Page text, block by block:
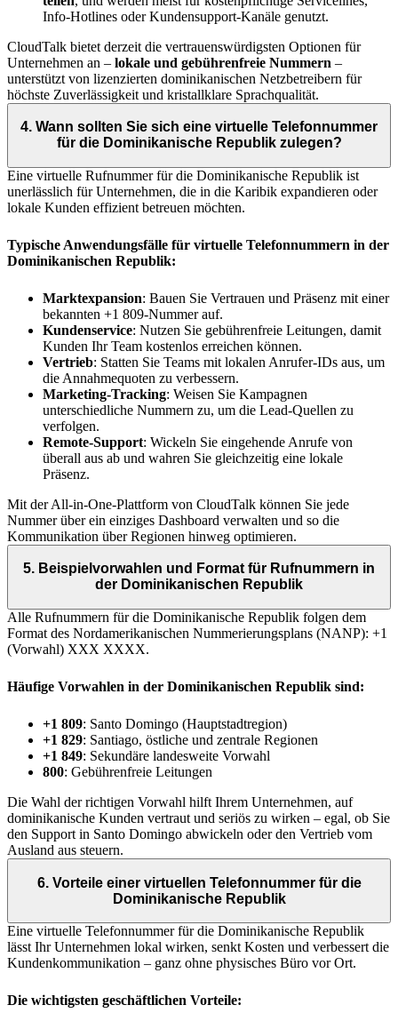
Info-Hotlines oder Kundensupport-Kanäle genutzt.
CloudTalk bietet derzeit die vertrauenswürdigsten Optionen für
Unternehmen an – lokale und gebührenfreie Nummern –
unterstützt von lizenzierten dominikanischen Netzbetreibern für
höchste Zuverlässigkeit und kristallklare Sprachqualität.
4. Wann sollten Sie sich eine virtuelle Telefonnummer
für die Dominikanische Republik zulegen?
Eine virtuelle Rufnummer für die Dominikanische Republik ist
unerlässlich für Unternehmen, die in die Karibik expandieren oder
lokale Kunden effizient betreuen möchten.
Typische Anwendungsfälle für virtuelle Telefonnummern in der
Dominikanischen Republik:
Marktexpansion: Bauen Sie Vertrauen und Präsenz mit einer
bekannten +1 809-Nummer auf.
Kundenservice: Nutzen Sie gebührenfreie Leitungen, damit
Kunden Ihr Team kostenlos erreichen können.
Vertrieb: Statten Sie Teams mit lokalen Anrufer-IDs aus, um
die Annahmequoten zu verbessern.
Marketing-Tracking: Weisen Sie Kampagnen
unterschiedliche Nummern zu, um die Lead-Quellen zu
verfolgen.
Remote-Support: Wickeln Sie eingehende Anrufe von
überall aus ab und wahren Sie gleichzeitig eine lokale
Präsenz.
Mit der All-in-One-Plattform von CloudTalk können Sie jede
Nummer über ein einziges Dashboard verwalten und so die
Kommunikation über Regionen hinweg optimieren.
5. Beispielvorwahlen und Format für Rufnummern in
der Dominikanischen Republik
Alle Rufnummern für die Dominikanische Republik folgen dem
Format des Nordamerikanischen Nummerierungsplans (NANP): +1
(Vorwahl) XXX XXXX.
Häufige Vorwahlen in der Dominikanischen Republik sind:
+1 809: Santo Domingo (Hauptstadtregion)
+1 829: Santiago, östliche und zentrale Regionen
+1 849: Sekundäre landesweite Vorwahl
800: Gebührenfreie Leitungen
Die Wahl der richtigen Vorwahl hilft Ihrem Unternehmen, auf
dominikanische Kunden vertraut und seriös zu wirken – egal, ob Sie
den Support in Santo Domingo abwickeln oder den Vertrieb vom
Ausland aus steuern.
6. Vorteile einer virtuellen Telefonnummer für die
Dominikanische Republik
Eine virtuelle Telefonnummer für die Dominikanische Republik
lässt Ihr Unternehmen lokal wirken, senkt Kosten und verbessert die
Kundenkommunikation – ganz ohne physisches Büro vor Ort.
Die wichtigsten geschäftlichen Vorteile: